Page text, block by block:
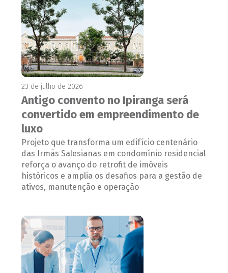
23 de julho de 2026
Antigo convento no Ipiranga será
convertido em empreendimento de
luxo
Projeto que transforma um edifício centenário
das Irmãs Salesianas em condomínio residencial
reforça o avanço do retrofit de imóveis
históricos e amplia os desafios para a gestão de
ativos, manutenção e operação